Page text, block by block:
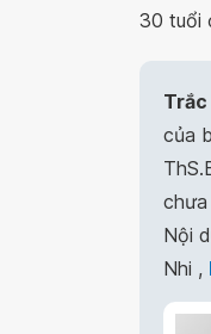
30 tuổi
của
chưa
Nội
Nhi ,